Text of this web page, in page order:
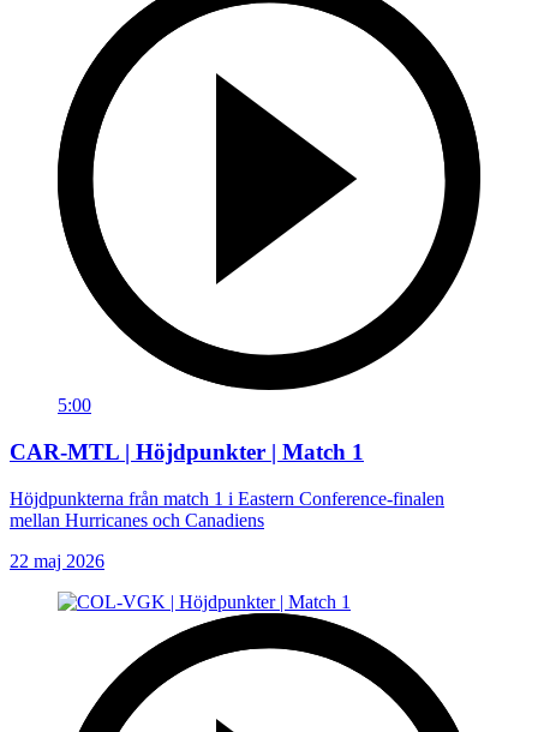
5:00
CAR-MTL | Höjdpunkter | Match 1
Höjdpunkterna från match 1 i Eastern Conference-finalen
mellan Hurricanes och Canadiens
22 maj 2026